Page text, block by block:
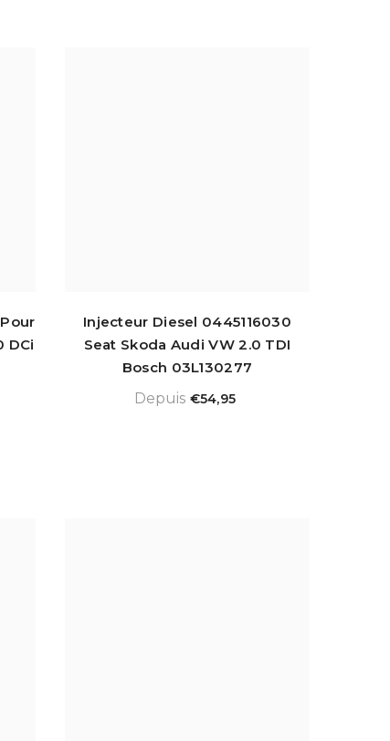
DCi
Injecteur Diesel 0445116030
Seat Skoda Audi VW 2.0 TDI
Bosch 03L130277
Depuis €54,95